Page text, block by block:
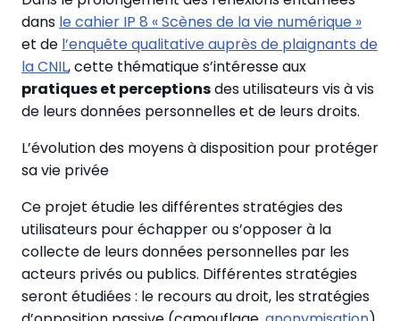
dans le cahier IP 8 « Scènes de la vie numérique »
et de l’enquête qualitative auprès de plaignants de
la CNIL, cette thématique s’intéresse aux
pratiques et perceptionsdes utilisateurs vis à vis
de leurs données personnelles et de leurs droits.
L’évolution des moyens à disposition pour protéger
sa vie privée
Ce projet étudie les différentes stratégies des
utilisateurs pour échapper ou s’opposer à la
collecte de leurs données personnelles par les
acteurs privés ou publics. Différentes stratégies
seront étudiées : le recours au droit, les stratégies